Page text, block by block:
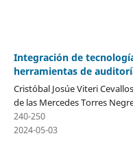
Integración de
herramientas de
Cristóbal Josúe Viteri
de las Mercedes Torres
240-250
2024-05-03